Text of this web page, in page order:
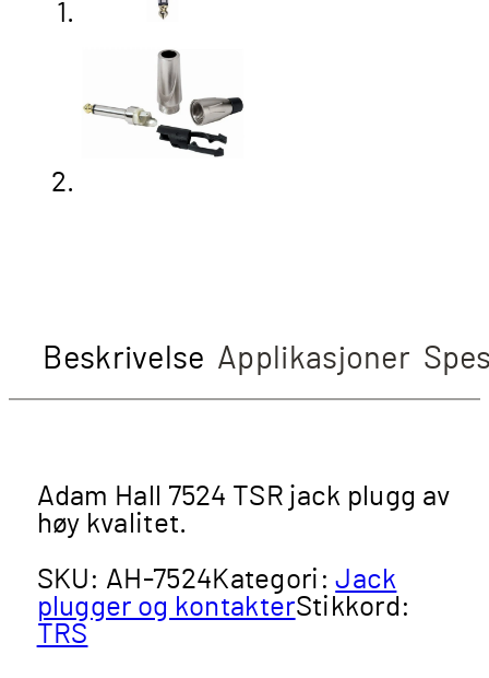
Beskrivelse Applikasjoner
Adam Hall 7524 TSR jack plugg av
høy kvalitet.
SKU: AH-7524 Kategori:Jack
plugger og kontakterStikkord:
TRS